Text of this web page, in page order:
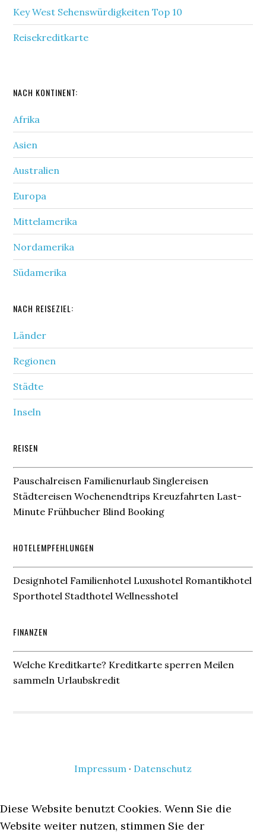
Key West Sehenswürdigkeiten Top 10
Reisekreditkarte
NACH KONTINENT:
Afrika
Asien
Australien
Europa
Mittelamerika
Nordamerika
Südamerika
NACH REISEZIEL:
Länder
Regionen
Städte
Inseln
REISEN
Pauschalreisen Familienurlaub Singlereisen
Städtereisen Wochenendtrips Kreuzfahrten Last-
Minute Frühbucher Blind Booking
HOTELEMPFEHLUNGEN
Designhotel Familienhotel Luxushotel Romantikhotel
Sporthotel Stadthotel Wellnesshotel
FINANZEN
Welche Kreditkarte? Kreditkarte sperren Meilen
sammeln Urlaubskredit
Impressum · Datenschutz
Diese Website benutzt Cookies. Wenn Sie die
Website weiter nutzen, stimmen Sie der